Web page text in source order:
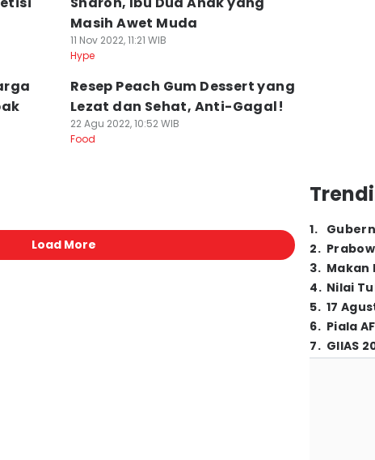
Masih Awet Muda
11 Nov 2022, 11:21 WIB
Hype
Resep Peach Gum Dessert yang
Lezat dan Sehat, Anti-Gagal!
22 Agu 2022, 10:52 WIB
Food
Load More
1.
2.
3. Makan
4. Nilai
5. 17
6. Piala
7. GIIAS